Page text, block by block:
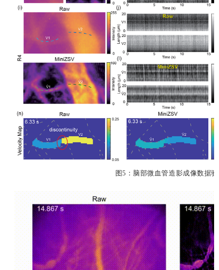
图5：脑部微血管造影成像数据